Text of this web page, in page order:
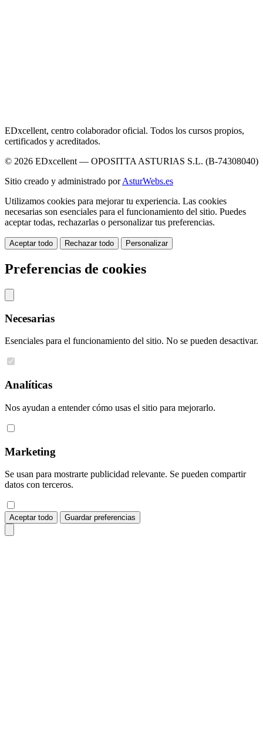
EDxcellent, centro colaborador oficial. Todos los cursos propios,
certificados y acreditados.
© 2026 EDxcellent — OPOSITTA ASTURIAS S.L. (B-74308040)
Sitio creado y administrado porAsturWebs.es
Utilizamos cookies para mejorar tu experiencia. Las cookies
necesarias son esenciales para el funcionamiento del sitio. Puedes
aceptar todas, rechazarlas o personalizar tus preferencias.
Aceptar todo Rechazar todo Personalizar
Preferencias de cookies
Necesarias
Esenciales para el funcionamiento del sitio. No se pueden desactivar.
Analíticas
Nos ayudan a entender cómo usas el sitio para mejorarlo.
Marketing
Se usan para mostrarte publicidad relevante. Se pueden compartir
datos con terceros.
Aceptar todo Guardar preferencias